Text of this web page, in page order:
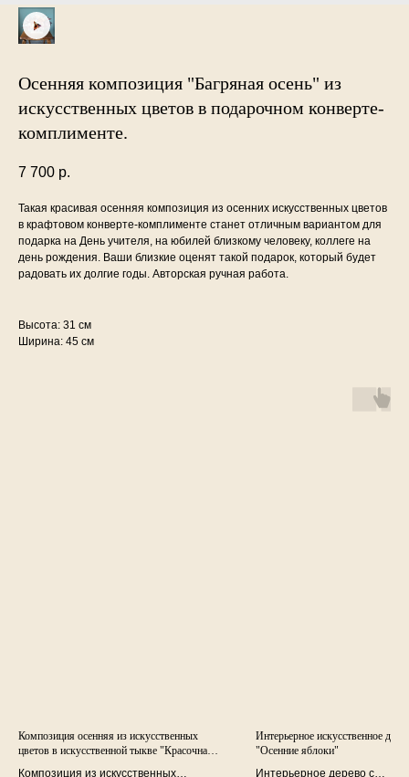
Осенняя композиция "Багряная осень" из
искусственных цветов в подарочном конверте-
комплименте.
7 700 р.
Такая красивая осенняя композиция из осенних искусственных цветов
в крафтовом конверте-комплименте станет отличным вариантом для
подарка на День учителя, на юбилей близкому человеку, коллеге на
день рождения. Ваши близкие оценят такой подарок, который будет
радовать их долгие годы. Авторская ручная работа.
Высота: 31 см
Ширина: 45 см
Композиция осенняя из искусственных
цветов в искусственной тыкве "Красочная
Композиция из искусственных
Интерьерное искусственное
"Осенние яблоки"
Интерьерное дерево с